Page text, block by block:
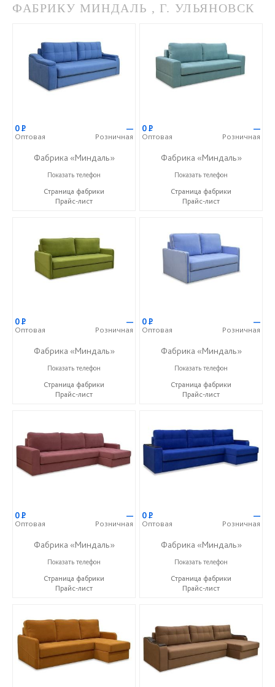
ФАБРИКУ МИНДАЛЬ , Г. УЛЬЯНОВСК
0Р
Оптовая
—
Розничная
Фабрика «Миндаль»
+7 (927) 630-62-82
Показать телефон
Страница фабрики
Прайс-лист
0Р
Оптовая
—
Розничная
Фабрика «Миндаль»
+7 (927) 630-62-82
Показать телефон
Страница фабрики
Прайс-лист
0Р
Оптовая
—
Розничная
Фабрика «Миндаль»
+7 (927) 630-62-82
Показать телефон
Страница фабрики
Прайс-лист
0Р
Оптовая
—
Розничная
Фабрика «Миндаль»
+7 (927) 630-62-82
Показать телефон
Страница фабрики
Прайс-лист
0Р
Оптовая
—
Розничная
Фабрика «Миндаль»
+7 (927) 630-62-82
Показать телефон
Страница фабрики
Прайс-лист
0Р
Оптовая
—
Розничная
Фабрика «Миндаль»
+7 (927) 630-62-82
Показать телефон
Страница фабрики
Прайс-лист